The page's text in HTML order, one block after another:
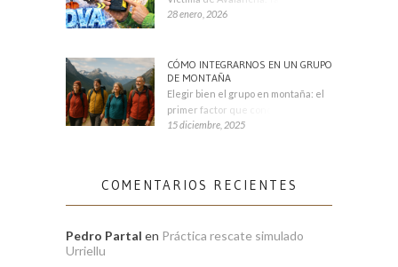
28 enero, 2026
CÓMO INTEGRARNOS EN UN GRUPO
DE MONTAÑA
Elegir bien el grupo en montaña: el
primer factor que condiciona tu
15 diciembre, 2025
COMENTARIOS RECIENTES
Pedro Partal en Práctica rescate simulado
Urriellu